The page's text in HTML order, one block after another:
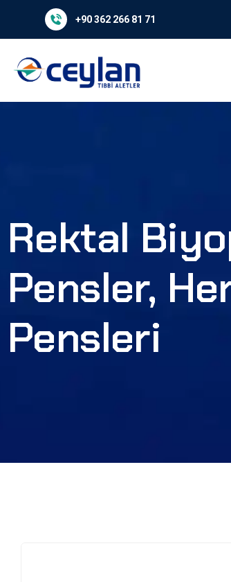
+90 362 266 81 71
Rektal
Pensler,
Pensleri